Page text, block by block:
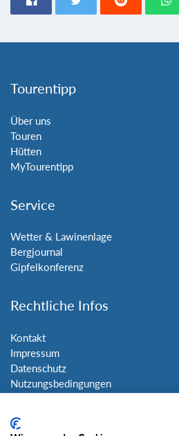
Tourentipp
Über uns
Touren
Hütten
MyTourentipp
Service
Wetter & Lawinenlage
Bergjournal
Gipfelkonferenz
Rechtliche Infos
Kontakt
Impressum
Datenschutz
Nutzungsbedingungen